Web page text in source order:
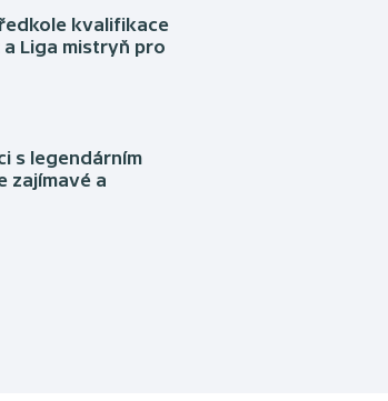
kvalifikace
a Liga mistryň pro
s legendárním
zajímavé a